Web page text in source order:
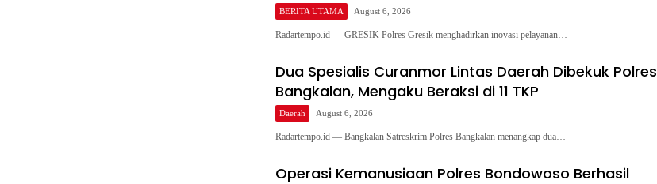
BERITA UTAMA August 6, 2026
Radartempo.id — GRESIK Polres Gresik menghadirkan inovasi pelayanan…
Dua Spesialis Curanmor Lintas Daerah Dibekuk Polres
Bangkalan, Mengaku Beraksi di 11 TKP
Daerah August 6, 2026
Radartempo.id — Bangkalan Satreskrim Polres Bangkalan menangkap dua…
Operasi Kemanusiaan Polres Bondowoso Berhasil